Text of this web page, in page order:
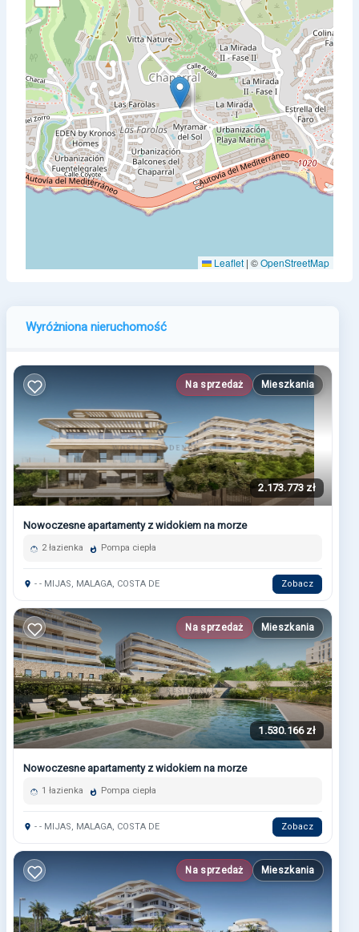
Leaflet | ©OpenStreetMap
Wyróżniona nieruchomość
Na sprzedaż Mieszkania
2.173.773 zł
Nowoczesne apartamenty z widokiem na morze
2 łazienka Pompa ciepła
- - MIJAS, MALAGA, COSTA DE Zobacz
Na sprzedaż Mieszkania
1.530.166 zł
Nowoczesne apartamenty z widokiem na morze
1 łazienka Pompa ciepła
- - MIJAS, MALAGA, COSTA DE Zobacz
Na sprzedaż Mieszkania